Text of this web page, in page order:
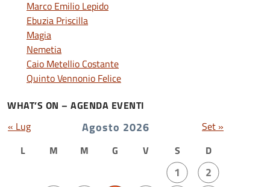
Marco Emilio Lepido
Ebuzia Priscilla
Magia
Nemetia
Caio Metellio Costante
Quinto Vennonio Felice
WHAT’S ON – AGENDA EVENTI
Agosto 2026
L M M G V S D
1
2
« Lug Set »